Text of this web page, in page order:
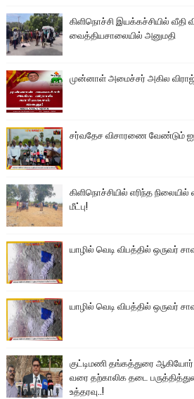
கிளிநொச்சி இயக்கச்சியில் வீதி
வைத்தியசாலையில் அனுமதி
முன்னாள் அமைச்சர் அகில
சர்வதேச விசாரணை வேண்டும்
கிளிநொச்சியில் எரிந்த
மீட்பு!
யாழில் வெடி விபத்தில் ஒருவர்
யாழில் வெடி விபத்தில் ஒருவர்
குட்டிமணி தங்கத்துரை ஆகியோர்
வரை தற்காலிக தடை
உத்தரவு..!